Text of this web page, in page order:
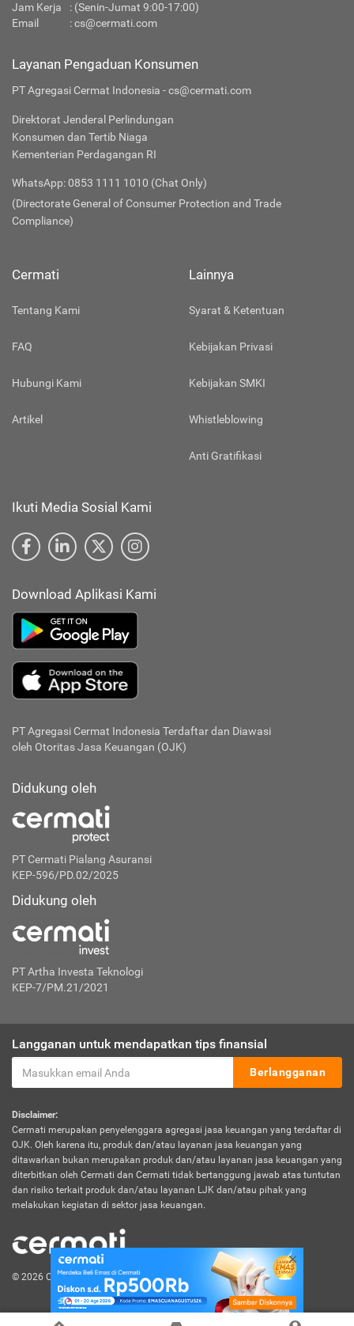
Jam Kerja
: (Senin-Jumat 9:00-17:00)
Email
:cs@cermati.com
Layanan Pengaduan Konsumen
PT Agregasi Cermat Indonesia - cs@cermati.com
Direktorat Jenderal Perlindungan
Konsumen dan Tertib Niaga
Kementerian Perdagangan RI
WhatsApp: 0853 1111 1010 (Chat Only)
(Directorate General of Consumer Protection and Trade
Compliance)
Cermati
Tentang Kami
FAQ
Hubungi Kami
Artikel
Lainnya
Syarat & Ketentuan
Kebijakan Privasi
Kebijakan SMKI
Whistleblowing
Anti Gratifikasi
Ikuti Media Sosial Kami
Download Aplikasi Kami
PT Agregasi Cermat Indonesia Terdaftar dan Diawasi
oleh Otoritas Jasa Keuangan (OJK)
Didukung oleh
PT Cermati Pialang Asuransi
KEP-596/PD.02/2025
Didukung oleh
PT Artha Investa Teknologi
KEP-7/PM.21/2021
Langganan untuk mendapatkan tips finansial
Berlangganan
Disclaimer:
Cermati merupakan penyelenggara agregasi jasa keuangan yang terdaftar di
OJK. Oleh karena itu, produk dan/atau layanan jasa keuangan yang
ditawarkan bukan merupakan produk dan/atau layanan jasa keuangan yang
diterbitkan oleh Cermati dan Cermati tidak bertanggung jawab atas tuntutan
dan risiko terkait produk dan/atau layanan LJK dan/atau pihak yang
melakukan kegiatan di sektor jasa keuangan.
© 2026 Cermati. All Rights Reserved.